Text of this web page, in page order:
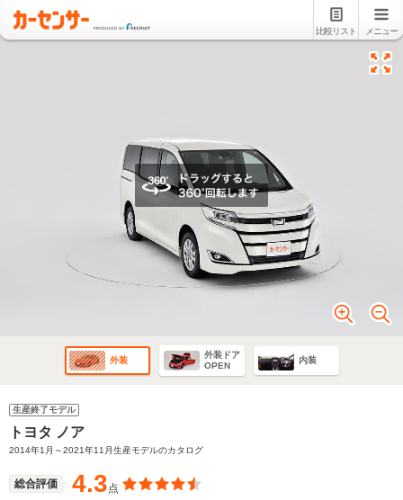
比較リスト メニュー
外装
外装ドア
OPEN
内装
生産終了モデル
トヨタ ノア
2014年1月～2021年11月生産モデルのカタログ
総合評価 4.3点